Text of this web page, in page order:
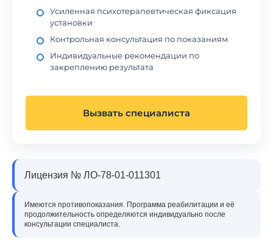
Усиленная психотерапевтическая фиксация
установки
Контрольная консультация по показаниям
Индивидуальные рекомендации по
закреплению результата
Вызвать специалиста
Лицензия № ЛО-78-01-011301
Имеются противопоказания. Программа реабилитации и её
продолжительность определяются индивидуально после
консультации специалиста.